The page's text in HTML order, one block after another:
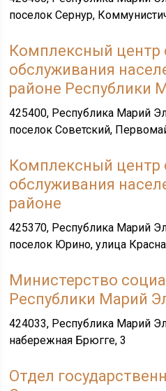
поселок Сернур,
Комплексный центр
обслуживания
районе Республики
425400, Республика Марий
поселок Советский,
Комплексный центр
обслуживания
районе
425370, Республика Марий
поселок Юрино, улица
Министерство
Республики Марий
424033, Республика Марий
набережная Брюгге, 3
Отдел